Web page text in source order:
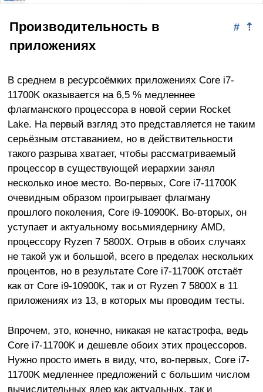
⇡
#
Производительность в
приложениях
В среднем в ресурсоёмких приложениях Core i7-
11700K оказывается на 6,5 % медленнее
флагманского процессора в новой серии Rocket
Lake. На первый взгляд это представляется не таким
серьёзным отставанием, но в действительности
такого разрыва хватает, чтобы рассматриваемый
процессор в существующей иерархии занял
несколько иное место. Во-первых, Core i7-11700K
очевидным образом проигрывает флагману
прошлого поколения, Core i9-10900K. Во-вторых, он
уступает и актуальному восьмиядернику AMD,
процессору Ryzen 7 5800X. Отрыв в обоих случаях
не такой уж и большой, всего в пределах нескольких
процентов, но в результате Core i7-11700K отстаёт
как от Core i9-10900K, так и от Ryzen 7 5800X в 11
приложениях из 13, в которых мы проводим тесты.
Впрочем, это, конечно, никакая не катастрофа, ведь
Core i7-11700K и дешевле обоих этих процессоров.
Нужно просто иметь в виду, что, во-первых, Core i7-
11700K медленнее предложений с большим числом
вычислительных ядер как актуальных, так и